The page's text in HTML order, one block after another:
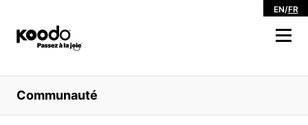
EN/FR
Magasiner
Libre service
Communauté